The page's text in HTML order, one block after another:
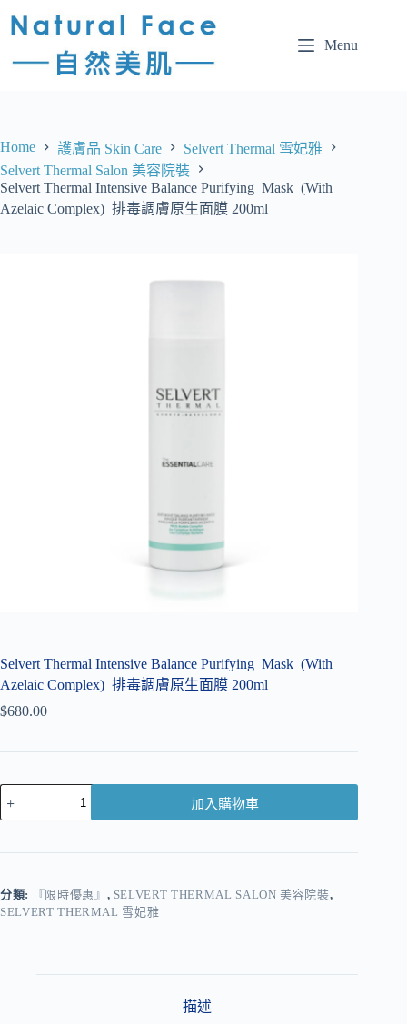
Menu
Home 護膚品 Skin Care
Selvert Thermal 雪妃雅
Selvert Thermal Salon 美容院裝
Selvert Thermal Intensive Balance Purifying Mask (With
Azelaic Complex) 排毒調膚原生面膜 200ml
Selvert Thermal Intensive Balance Purifying Mask (With
Azelaic Complex) 排毒調膚原生面膜 200ml
$680.00
加入購物車
r
n
分類: 『限時優惠』 , SELVERT THERMAL SALON 美容院裝,
SELVERT THERMAL 雪妃雅
描述